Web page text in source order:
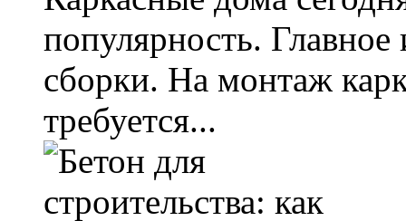
популярность.
сборки. На монтаж
требуется...